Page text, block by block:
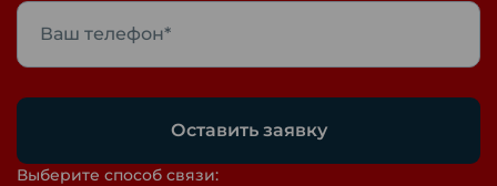
Оставить заявку
Выберите способ связи: